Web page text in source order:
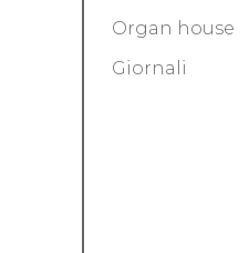
Organ house
Giornali